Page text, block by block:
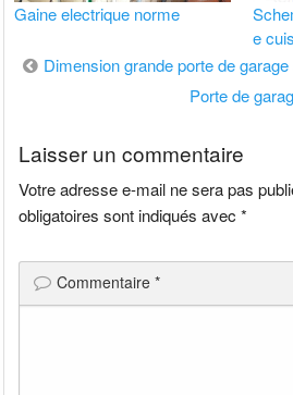
Gaine electrique norme
e
Navigation
Dimension grande porte de
Porte de
Laisser un commentaire
Votre adresse e-mail ne sera pas
obligatoires sont indiqués avec*
Commentaire*